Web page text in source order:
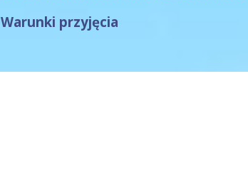
Warunki przyjęcia